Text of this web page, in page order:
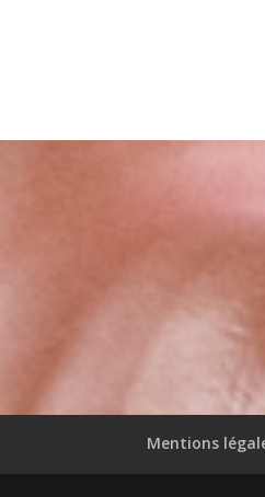
Mentions